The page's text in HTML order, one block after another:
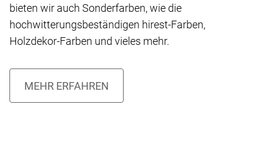
bieten wir auch Sonderfarben, wie die
hochwitterungsbeständigen hirest-Farben,
Holzdekor-Farben und vieles mehr.